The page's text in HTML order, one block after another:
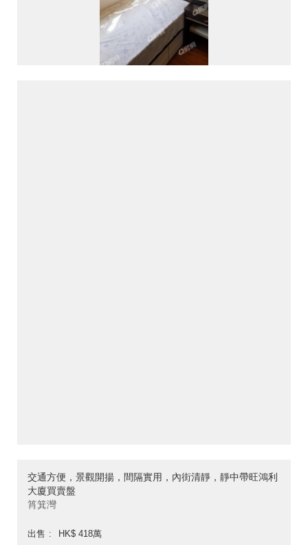
交通方便，景觀開揚，間隔實用，內街清靜，靜中帶旺鴻利
大廈買賣盤
筲箕灣
出售
HK$ 418萬